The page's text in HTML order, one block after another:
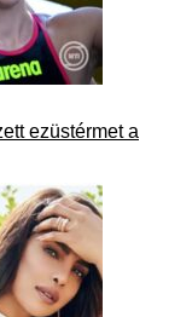
ezüstérmet a